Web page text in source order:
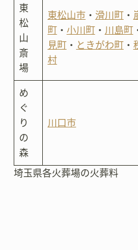
東
松
山
斎
場
東松山市・ 滑川町・
町・ 小川町・ 川島町
見町・ ときがわ町・
村
め
ぐ
り
の
森
川口市
埼玉県各火葬場の火葬料